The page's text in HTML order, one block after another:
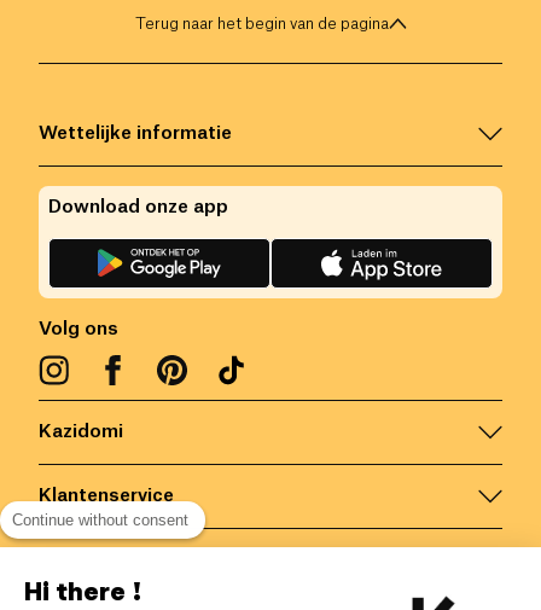
Terug naar het begin van de pagina
Kazidomi
Klantenservice
Wettelijke informatie
Volg ons
Download onze app
Continue without consent
Hi there !